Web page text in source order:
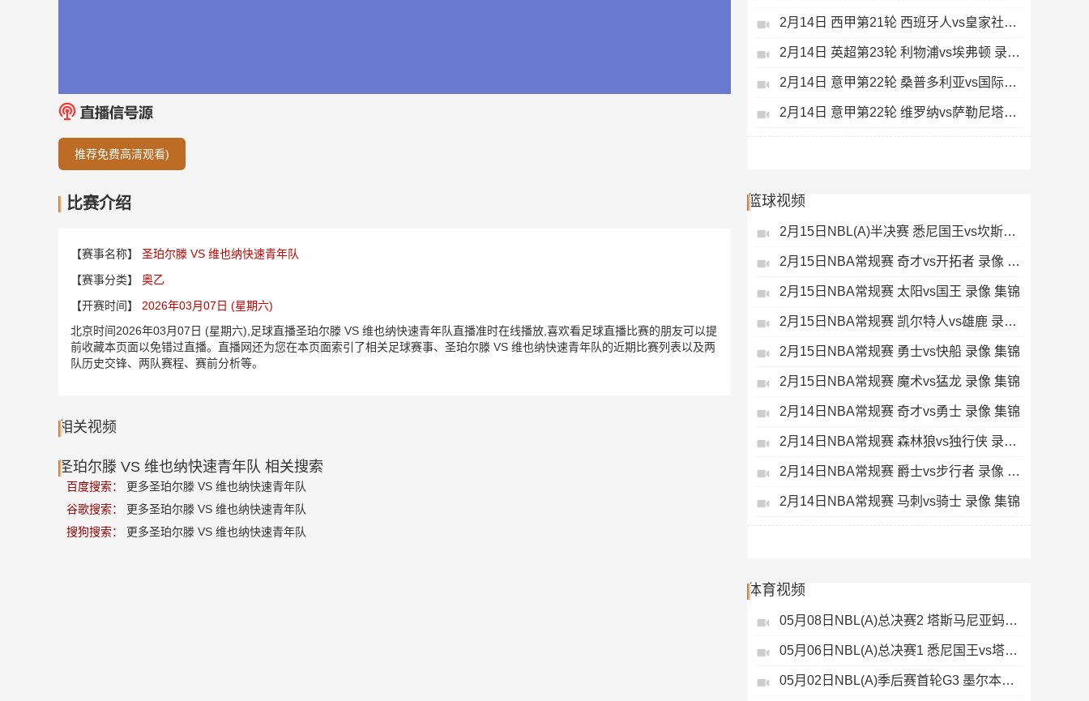
推荐免费高清观看)
比赛介绍
【赛事名称】
圣珀尔滕 VS 维也纳快速青年队
【赛事分类】
奥乙
【开赛时间】
2026年03月07日 (星期六)
北京时间2026年03月07日 (星期六),足球直播圣珀尔滕 VS 维也纳快速青年队直播准时在线播放,喜欢看足球直播比赛的朋友可以提
前收藏本页面以免错过直播。直播网还为您在本页面索引了相关足球赛事、圣珀尔滕 VS 维也纳快速青年队的近期比赛列表以及两
队历史交锋、两队赛程、赛前分析等。
相关视频
圣珀尔滕 VS 维也纳快速青年队 相关搜索
百度搜索：
更多圣珀尔滕 VS 维也纳快速青年队
谷歌搜索：
更多圣珀尔滕 VS 维也纳快速青年队
搜狗搜索：
更多圣珀尔滕 VS 维也纳快速青年队
2月14日 西甲第21轮 西班牙人vs皇家社会 录像 集锦
2月14日 英超第23轮 利物浦vs埃弗顿 录像 集锦
2月14日 意甲第22轮 桑普多利亚vs国际米兰 录像 集锦
2月14日 意甲第22轮 维罗纳vs萨勒尼塔纳 录像 集锦
篮球视频
2月15日NBL(A)半决赛 悉尼国王vs坎斯大班 录像 集锦
2月15日NBA常规赛 奇才vs开拓者 录像 集锦
2月15日NBA常规赛 太阳vs国王 录像 集锦
2月15日NBA常规赛 凯尔特人vs雄鹿 录像 集锦
2月15日NBA常规赛 勇士vs快船 录像 集锦
2月15日NBA常规赛 魔术vs猛龙 录像 集锦
2月14日NBA常规赛 奇才vs勇士 录像 集锦
2月14日NBA常规赛 森林狼vs独行侠 录像 集锦
2月14日NBA常规赛 爵士vs步行者 录像 集锦
2月14日NBA常规赛 马刺vs骑士 录像 集锦
体育视频
05月08日NBL(A)总决赛2 塔斯马尼亚蚂蚁vs悉尼国王 录像
05月06日NBL(A)总决赛1 悉尼国王vs塔斯马尼亚蚂蚁 全场录像
05月02日NBL(A)季后赛首轮G3 墨尔本联 - 塔斯马尼亚蚂蚁 录像集锦